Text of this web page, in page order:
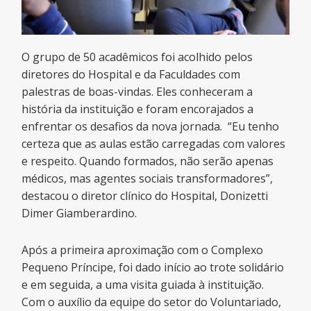
O grupo de 50 acadêmicos foi acolhido pelos
diretores do Hospital e da Faculdades com
palestras de boas-vindas. Eles conheceram a
história da instituição e foram encorajados a
enfrentar os desafios da nova jornada. “Eu tenho
certeza que as aulas estão carregadas com valores
e respeito. Quando formados, não serão apenas
médicos, mas agentes sociais transformadores”,
destacou o diretor clínico do Hospital, Donizetti
Dimer Giamberardino.
Após a primeira aproximação com o Complexo
Pequeno Príncipe, foi dado início ao trote solidário
e em seguida, a uma visita guiada à instituição.
Com o auxílio da equipe do setor do Voluntariado,